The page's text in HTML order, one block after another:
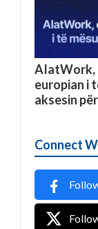
AIatWork,
europian i
aksesin
Connect